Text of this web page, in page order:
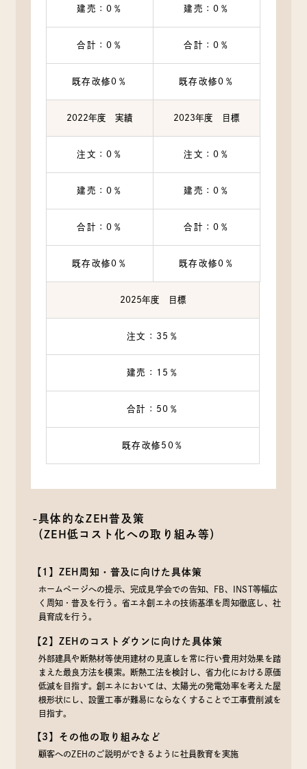
建売：0％ 建売：0％
合計：0％ 合計：0％
既存改修0％ 既存改修0％
2022年度 実績 2023年度 目標
注文：0％ 注文：0％
建売：0％ 建売：0％
合計：0％ 合計：0％
既存改修0％ 既存改修0％
2025年度 目標
注文：35％
建売：15％
合計：50％
既存改修50％
-具体的なZEH普及策
（ZEH低コスト化への取り組み等）
【1】ZEH周知・普及に向けた具体策
ホームページへの提示、完成見学会での告知、FB、INST等幅広
く周知・普及を行う。省エネ創エネの技術基準を周知徹底し、社
員育成を行う。
【2】ZEHのコストダウンに向けた具体策
外部建具や断熱材等使用建材の見直しを常に行い費用対効果を踏
まえた最良方法を模索。断熱工法を検討し、省力化における原価
低減を目指す。創エネにおいては、太陽光の発電効率を考えた屋
根形状にし、設置工事が難易にならなくすることで工事費削減を
目指す。
【3】その他の取り組みなど
顧客へのZEHのご説明ができるように社員教育を実施